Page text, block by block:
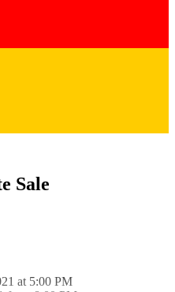
Sale
at 5:00 PM